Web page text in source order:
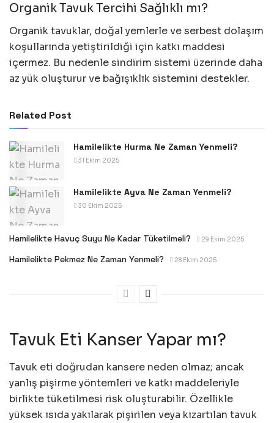
Organik Tavuk Tercihi Sağlıklı mı?
Organik tavuklar, doğal yemlerle ve serbest dolaşım
koşullarında yetiştirildiği için katkı maddesi
içermez. Bu nedenle sindirim sistemi üzerinde daha
az yük oluşturur ve bağışıklık sistemini destekler.
Related Post
Hamilelikte Hurma Ne Zaman Yenmeli?
31 Ekim 2025
Hamilelikte Ayva Ne Zaman Yenmeli?
30 Ekim 2025
Hamilelikte Havuç Suyu Ne Kadar Tüketilmeli? 29 Ekim 2025
Hamilelikte Pekmez Ne Zaman Yenmeli? 28 Ekim 2025
Tavuk Eti Kanser Yapar mı?
Tavuk eti doğrudan kansere neden olmaz; ancak
yanlış pişirme yöntemleri ve katkı maddeleriyle
birlikte tüketilmesi risk oluşturabilir. Özellikle
yüksek ısıda yakılarak pişirilen veya kızartılan tavuk